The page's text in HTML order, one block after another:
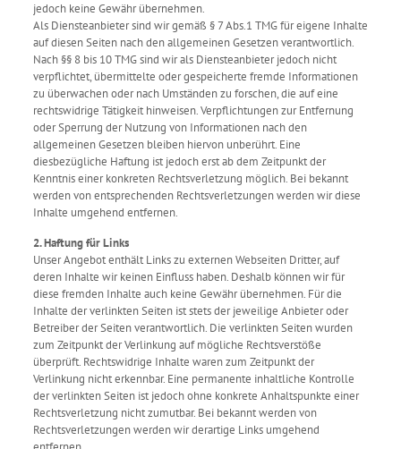
jedoch keine Gewähr übernehmen.
Als Diensteanbieter sind wir gemäß § 7 Abs.1 TMG für eigene Inhalte
auf diesen Seiten nach den allgemeinen Gesetzen verantwortlich.
Nach §§ 8 bis 10 TMG sind wir als Diensteanbieter jedoch nicht
verpflichtet, übermittelte oder gespeicherte fremde Informationen
zu überwachen oder nach Umständen zu forschen, die auf eine
rechtswidrige Tätigkeit hinweisen. Verpflichtungen zur Entfernung
oder Sperrung der Nutzung von Informationen nach den
allgemeinen Gesetzen bleiben hiervon unberührt. Eine
diesbezügliche Haftung ist jedoch erst ab dem Zeitpunkt der
Kenntnis einer konkreten Rechtsverletzung möglich. Bei bekannt
werden von entsprechenden Rechtsverletzungen werden wir diese
Inhalte umgehend entfernen.
2. Haftung für Links
Unser Angebot enthält Links zu externen Webseiten Dritter, auf
deren Inhalte wir keinen Einfluss haben. Deshalb können wir für
diese fremden Inhalte auch keine Gewähr übernehmen. Für die
Inhalte der verlinkten Seiten ist stets der jeweilige Anbieter oder
Betreiber der Seiten verantwortlich. Die verlinkten Seiten wurden
zum Zeitpunkt der Verlinkung auf mögliche Rechtsverstöße
überprüft. Rechtswidrige Inhalte waren zum Zeitpunkt der
Verlinkung nicht erkennbar. Eine permanente inhaltliche Kontrolle
der verlinkten Seiten ist jedoch ohne konkrete Anhaltspunkte einer
Rechtsverletzung nicht zumutbar. Bei bekannt werden von
Rechtsverletzungen werden wir derartige Links umgehend